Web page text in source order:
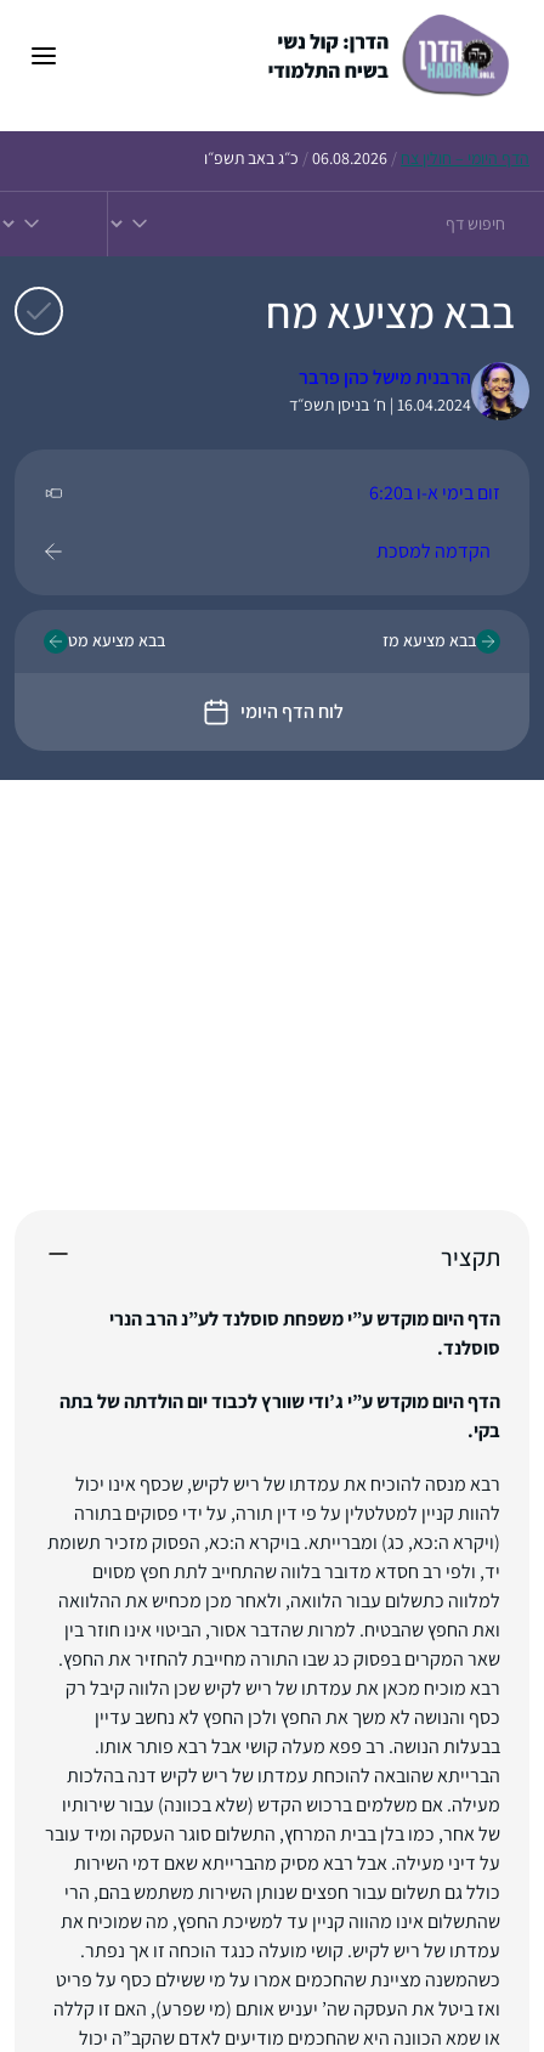
הדף היומי – חולין צח /
06.08.2026
/ כ״ג באב תשפ״ו
בבא מציעא מח
הרבנית מישל כהן פרבר
16.04.2024 | ח׳ בניסן תשפ״ד
זום בימי א-ו ב6:20
הקדמה למסכת
בבא מציעא מז
לוח הדף היומי
בבא מציעא מט
תקציר
הדף היום מוקדש ע”י משפחת סוסלנד לע”נ הרב הנרי
סוסלנד.
הדף היום מוקדש ע”י ג’ודי שוורץ לכבוד יום הולדתה של בתה
בקי.
רבא מנסה להוכיח את עמדתו של ריש לקיש, שכסף אינו יכול
להוות קניין למטלטלין על פי דין תורה, על ידי פסוקים בתורה
(ויקרא ה:כא, כג) ומברייתא. בויקרא ה:כא, הפסוק מזכיר תשומת
יד, ולפי רב חסדא מדובר בלווה שהתחייב לתת חפץ מסוים
למלווה כתשלום עבור הלוואה, ולאחר מכן מכחיש את ההלוואה
ואת החפץ שהבטיח. למרות שהדבר אסור, הביטוי אינו חוזר בין
שאר המקרים בפסוק כג שבו התורה מחייבת להחזיר את החפץ.
רבא מוכיח מכאן את עמדתו של ריש לקיש שכן הלווה קיבל רק
כסף והנושה לא משך את החפץ ולכן החפץ לא נחשב עדיין
בבעלות הנושה. רב פפא מעלה קושי אבל רבא פותר אותו.
הברייתא שהובאה להוכחת עמדתו של ריש לקיש דנה בהלכות
מעילה. אם משלמים ברכוש הקדש (שלא בכוונה) עבור שירותיו
של אחר, כמו בלן בבית המרחץ, התשלום סוגר העסקה ומיד עובר
על דיני מעילה. אבל רבא מסיק מהברייתא שאם דמי השירות
כולל גם תשלום עבור חפצים שנותן השירות משתמש בהם, הרי
שהתשלום אינו מהווה קניין עד למשיכת החפץ, מה שמוכיח את
עמדתו של ריש לקיש. קושי מועלה כנגד הוכחה זו אך נפתר.
כשהמשנה מציינת שהחכמים אמרו על מי ששילם כסף על פריט
ואז ביטל את העסקה שה’ יעניש אותם (מי שפרע), האם זו קללה
או שמא הכוונה היא שהחכמים מודיעים לאדם שהקב”ה יכול